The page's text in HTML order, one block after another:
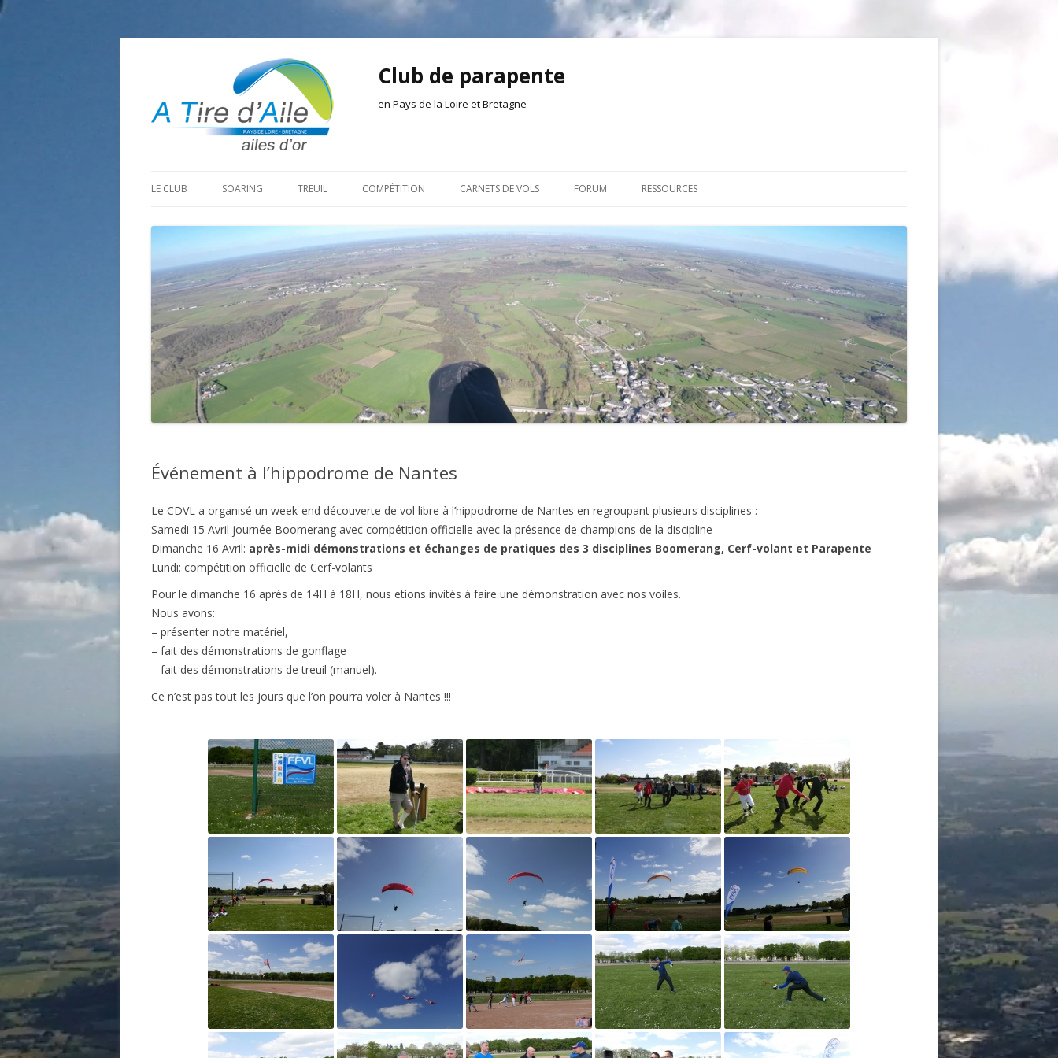
Club de parapente
en Pays de la Loire et Bretagne
au
LE CLUB
CONTACT
SOARING
GOHAUD
LE PREDAIRE
LA BOUTINARDIÈRE
AUTRES SITES DE VOL
TREUIL
ORGANISATION DE LA SÉANCE
LE MATÉRIEL
COMPÉTITION CARNETS DE VOLS
2024
2023
2022
2017
2016
FORUM
VIE DU CLUB
VOLS ET TREUIL
AILLEURS SUR LE WEB
ACHAT-VENTE
RESSOURCES
OUTILS
ACTEURS LOCAUX DU VOL LIBRE
VIDÉOS
Événement à l’hippodrome de Nantes
Le CDVL a organisé un week-end découverte de vol libre à l’hippodrome de Nantes en regroupant plusieurs disciplines :
Samedi 15 Avril journée Boomerang avec compétition officielle avec la présence de champions de la discipline
Dimanche 16 Avril: après-midi démonstrations et échanges de pratiques des 3 disciplines Boomerang, Cerf-volant et Parapente
Lundi: compétition officielle de Cerf-volants
Pour le dimanche 16 après de 14H à 18H, nous etions invités à faire une démonstration avec nos voiles.
Nous avons:
– présenter notre matériel,
– fait des démonstrations de gonflage
– fait des démonstrations de treuil (manuel).
Ce n’est pas tout les jours que l’on pourra voler à Nantes !!!